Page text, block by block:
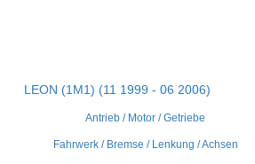
LEON (1M1) (11 1999 - 06 2006)
Antrieb / Motor / Getriebe
Fahrwerk / Bremse / Lenkung / Achsen